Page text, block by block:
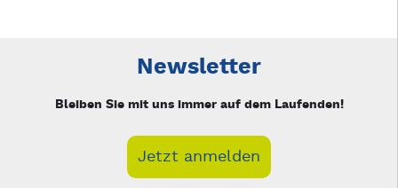
Newsletter
Bleiben Sie mit uns immer auf dem Laufenden!
Jetzt anmelden